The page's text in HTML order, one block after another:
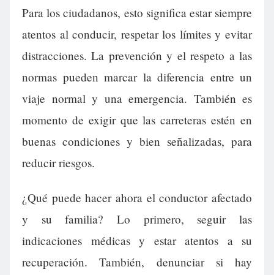
Para los ciudadanos, esto significa estar siempre
atentos al conducir, respetar los límites y evitar
distracciones. La prevención y el respeto a las
normas pueden marcar la diferencia entre un
viaje normal y una emergencia. También es
momento de exigir que las carreteras estén en
buenas condiciones y bien señalizadas, para
reducir riesgos.
¿Qué puede hacer ahora el conductor afectado
y su familia? Lo primero, seguir las
indicaciones médicas y estar atentos a su
recuperación. También, denunciar si hay